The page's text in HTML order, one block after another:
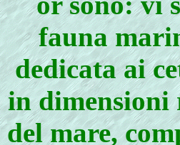
fauna
dedicata ai
in
del mare,